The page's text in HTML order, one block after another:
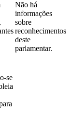
se
Não há
informações
sobre
reconhecimentos
deste
parlamentar.